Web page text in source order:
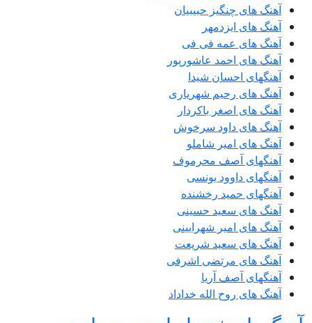
آهنگ های چنگیز حبیبیان
آهنگ های ایزدمهر
آهنگ های عمه فی فی
آهنگ های احمد عاشورپور
آهنگهای احسان شیدا
آهنگ های رحیم شهریاری
آهنگ های اصغر باکردار
آهنگ های داود سرخوش
آهنگ های امیر شاملو
آهنگهای آصف محرموف
آهنگهای داوود یونسی
آهنگهای حمید رخشنده
آهنگ های سعید حسینی
آهنگ های امیر شهرایینی
آهنگ های سعید شریعت
آهنگ های مرتضی اشرفی
آهنگهای آصف آریا
آهنگ های روح الله خداداد